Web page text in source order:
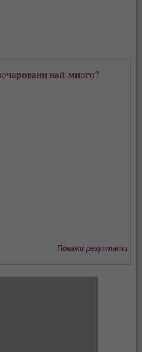
най-много?
Покажи резултати